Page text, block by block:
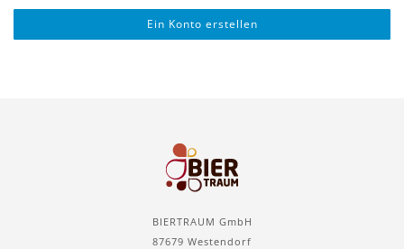
Ein Konto erstellen
BIERTRAUM GmbH
87679 Westendorf